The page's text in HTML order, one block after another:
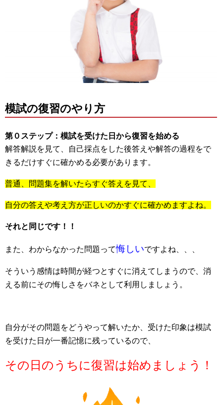
模試の復習のやり方
第０ステップ：模試を受けた日から復習を始める
解答解説を見て、自己採点をした後答えや解答の過程をで
きるだけすぐに確かめる必要があります。
普通、問題集を解いたらすぐ答えを見て、
自分の答えや考え方が正しいのかすぐに確かめますよね。
それと同じです！！
また、わからなかった問題って悔しいですよね、、、
そういう感情は時間が経つとすぐに消えてしまうので、消
える前にその悔しさをバネとして利用しましょう。
自分がその問題をどうやって解いたか、受けた印象は模試
を受けた日が一番記憶に残っているので、
その日のうちに復習は始めましょう！